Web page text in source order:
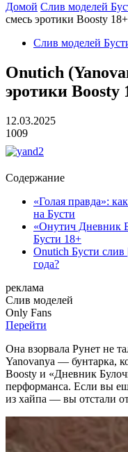
Домой Слив моделей
смесь эротики Boosty 18+
Слив моделей
Onutich
эротики Boosty
12.03.2025
1009
Содержание
«Голая правда»:
на Бусти
«Онутич Дневник
Бусти 18+
Onutich Бусти
года?
реклама
Слив моделей
Only Fans
Перейти
Она взорвала Рунет не
Yanovanya — бунтарка,
Boosty и «Дневник
перформанса. Если вы
из хайпа — вы отстали